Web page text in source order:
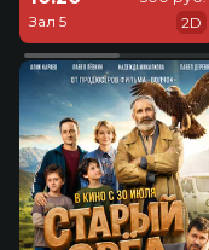
Зал 5
2D